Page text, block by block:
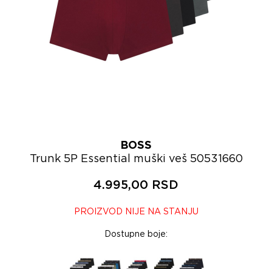
BOSS
Trunk 5P Essential muški veš 50531660
4.995,00 RSD
PROIZVOD NIJE NA STANJU
Dostupne boje: